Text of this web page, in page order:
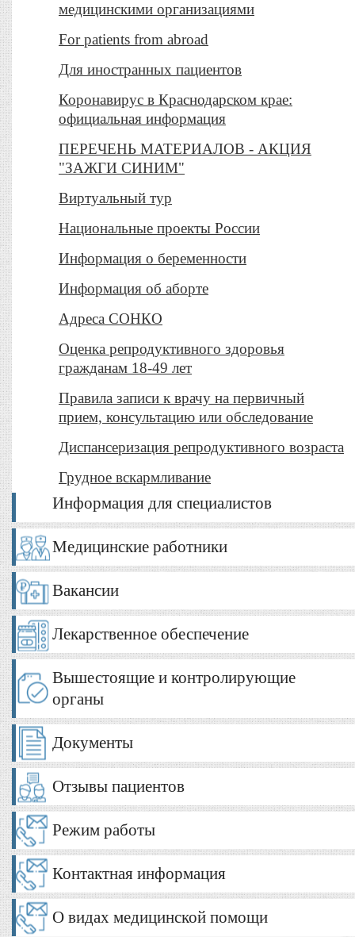
медицинскими организациями
For patients from abroad
Для иностранных пациентов
Коронавирус в Краснодарском крае:
официальная информация
ПЕРЕЧЕНЬ МАТЕРИАЛОВ - АКЦИЯ
"ЗАЖГИ СИНИМ"
Виртуальный тур
Национальные проекты России
Информация о беременности
Информация об аборте
Адреса СОНКО
Оценка репродуктивного здоровья
гражданам 18-49 лет
Правила записи к врачу на первичный
прием, консультацию или обследование
Диспансеризация репродуктивного возраста
Грудное вскармливание
Информация для специалистов
Медицинские работники
Вакансии
Лекарственное обеспечение
Вышестоящие и контролирующие
органы
Документы
Отзывы пациентов
Режим работы
Контактная информация
О видах медицинской помощи